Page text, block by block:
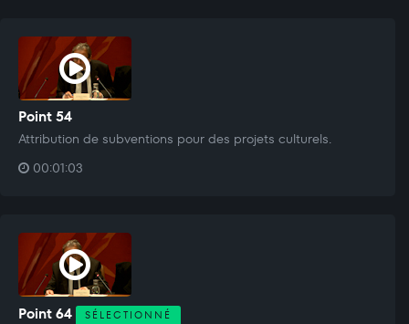
Point 54
Attribution de subventions pour des projets culturels.
00:01:03
Point 64 SÉLECTIONNÉ